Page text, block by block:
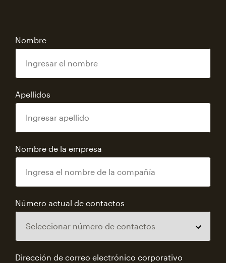
Nombre
Apellidos
Nombre de la empresa
Número actual de contactos
Dirección de correo electrónico corporativo